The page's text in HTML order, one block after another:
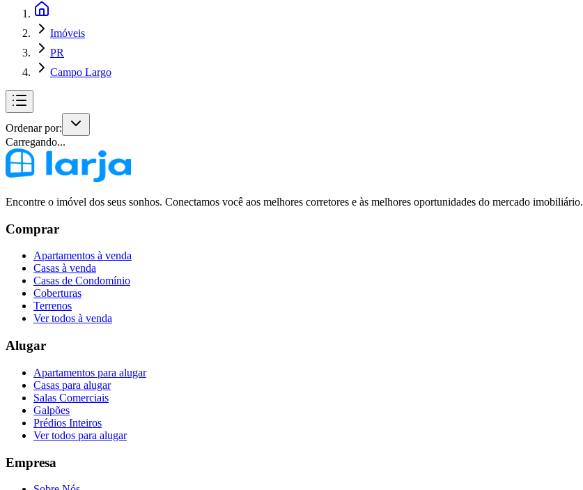
Imóveis
PR
Campo Largo
Ordenar por:
Carregando...
Encontre o imóvel dos seus sonhos. Conectamos você aos melhores corretores e às melhores oportunidades do mercado imobiliário.
Comprar
Apartamentos à venda
Casas à venda
Casas de Condomínio
Coberturas
Terrenos
Ver todos à venda
Alugar
Apartamentos para alugar
Casas para alugar
Salas Comerciais
Galpões
Prédios Inteiros
Ver todos para alugar
Empresa